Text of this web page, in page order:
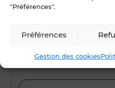
"Préférences".
Préférences
Gestion des cookies